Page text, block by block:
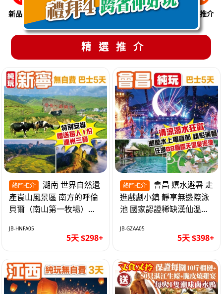
新品推介 季節限定 溫泉養生 買一送一 美食推介
精選推介
熱門推介
產崀山風景區 南方的呼倫
貝爾（南山第一牧場）夜
巴士5天
JB-HNFA05
5天 $298+
熱門推介
進戲劇小鎮 靜享無邊際泳
池 國家認證稀缺漢仙溫泉
天
JB-GZAA05
5天 $398+